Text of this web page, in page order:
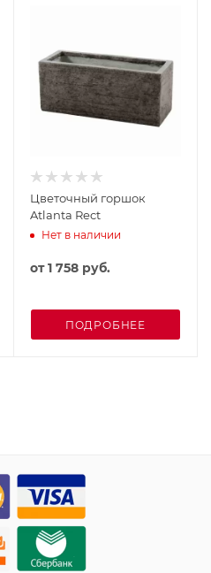
Цветочный горшок
Atlanta Rect
Нет в наличии
от1 758 руб.
ПОДРОБНЕЕ